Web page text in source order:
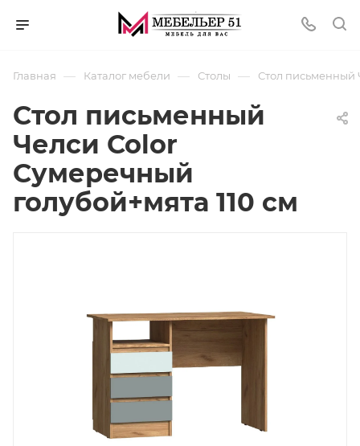
Главная — Каталог мебели — Столы — Стол письменный
Стол письменный
Челси Color
Сумеречный
голубой+мята 110 см